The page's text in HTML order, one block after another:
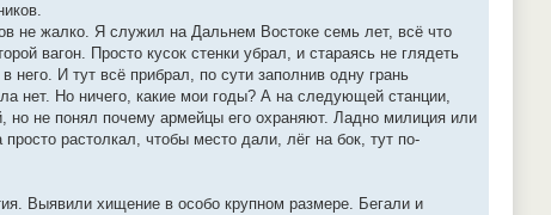
не жалко. Я служил на Дальнем Востоке семь лет, всё что
вагон. Просто кусок стенки убрал, и стараясь не глядеть
И тут всё прибрал, по сути заполнив одну грань
нет. Но ничего, какие мои годы? А на следующей станции,
но не понял почему армейцы его охраняют. Ладно милиция или
растолкал, чтобы место дали, лёг на бок, тут по-
Выявили хищение в особо крупном размере. Бегали и